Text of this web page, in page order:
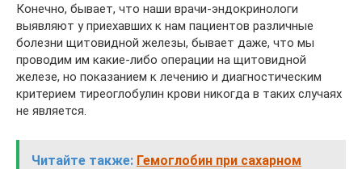
Конечно, бывает, что наши врачи-эндокринологи
выявляют у приехавших к нам пациентов различные
болезни щитовидной железы, бывает даже, что мы
проводим им какие-либо операции на щитовидной
железе, но показанием к лечению и диагностическим
критерием тиреоглобулин крови никогда в таких случаях
не является.
Читайте также: Гемоглобин при сахарном